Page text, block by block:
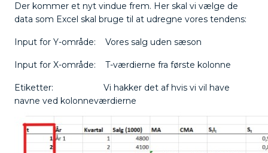
Der kommer et nyt vindue frem. Her skal vi vælge de
data som Excel skal bruge til at udregne vores tendens:
Input for Y-område: Vores salg uden sæson
Input for X-område: T-værdierne fra første kolonne
Etiketter: Vi hakker det af hvis vi vil have
navne ved kolonneværdierne